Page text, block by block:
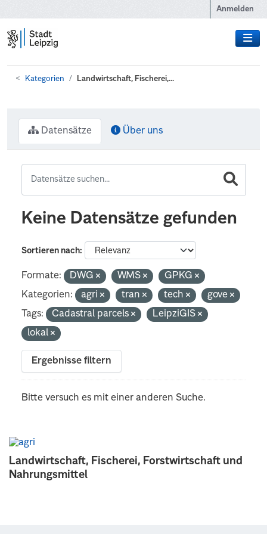
Anmelden
Kategorien Landwirtschaft, Fischerei,...
Landwirtschaft, Fischerei, Forstwirtschaft und
Nahrungsmittel
Datensätze Über uns
Keine Datensätze gefunden
Sortieren nach
Formate: DWG WMS
GPKG
Kategorien:
agri tran tech
gove
Tags:
Cadastral parcels
LeipziGIS
lokal
Ergebnisse filtern
Bitte versuch es mit einer anderen Suche.